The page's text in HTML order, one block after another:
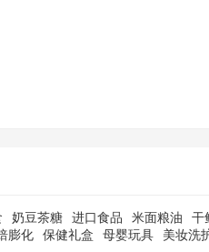
奶豆茶糖 进口食品 米面粮油
干
膨化 保健礼盒 母婴玩具 美妆洗